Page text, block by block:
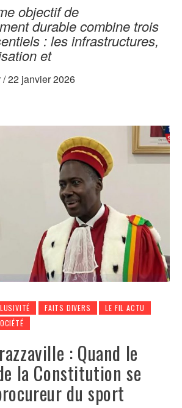
objectif de
durable combine trois
: les infrastructures,
et
/22 janvier 2026
FAITS DIVERS
LE FIL ACTU
: Quand le
la Constitution se
du sport